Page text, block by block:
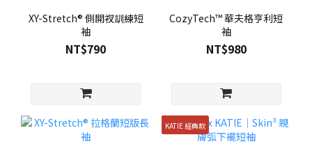
XY-Stretch® 側開衩訓練短
袖
NT$790
CozyTech™ 華夫格亨利短
袖
NT$980
KATIE 經典款